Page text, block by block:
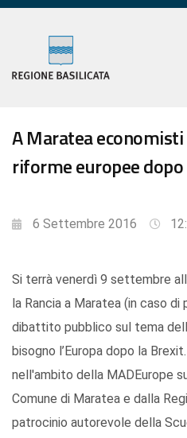
A Maratea
riforme europee
6 Settembre 2016
Si terrà venerdì 9 settembre
la Rancia a Maratea (in caso
dibattito pubblico sul tema
bisogno l’Europa dopo la
nell'ambito della MADEurope
Comune di Maratea e dalla
patrocinio autorevole della